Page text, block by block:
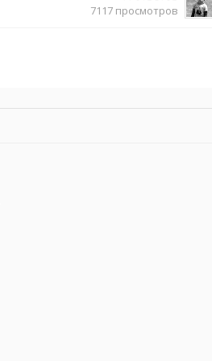
7117 просмотров